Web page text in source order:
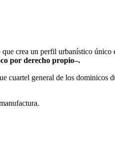
crea un perfil urbanístico
por derecho propio–.
cuartel general de los dominicos